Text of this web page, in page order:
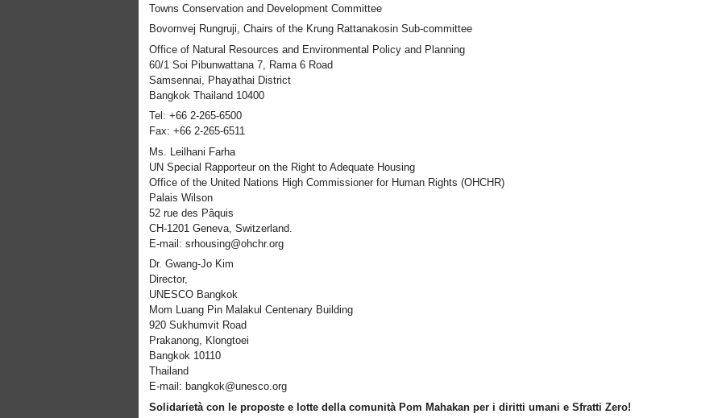
Towns Conservation and Development Committee
Bovornvej Rungruji, Chairs of the Krung Rattanakosin Sub-committee
Office of Natural Resources and Environmental Policy and Planning
60/1 Soi Pibunwattana 7, Rama 6 Road
Samsennai, Phayathai District
Bangkok Thailand 10400
Tel: +66 2-265-6500
Fax: +66 2-265-6511
Ms. Leilhani Farha
UN Special Rapporteur on the Right to Adequate Housing
Office of the United Nations High Commissioner for Human Rights (OHCHR)
Palais Wilson
52 rue des Pâquis
CH-1201 Geneva, Switzerland.
E-mail: srhousing@ohchr.org
Dr. Gwang-Jo Kim
Director,
UNESCO Bangkok
Mom Luang Pin Malakul Centenary Building
920 Sukhumvit Road
Prakanong, Klongtoei
Bangkok 10110
Thailand
E-mail: bangkok@unesco.org
Solidarietà con le proposte e lotte della comunità Pom Mahakan per i diritti umani e Sfratti Zero!